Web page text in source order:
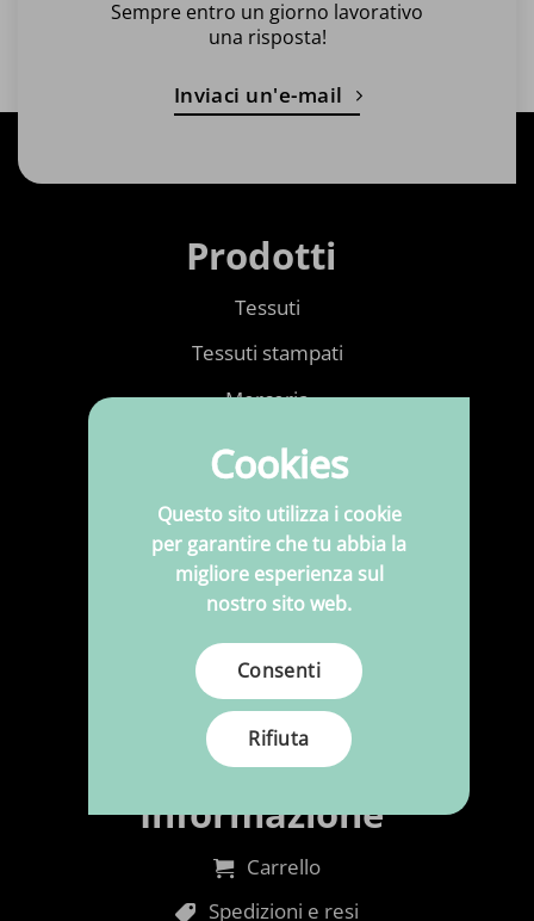
Sempre entro un giorno lavorativo
una risposta!
Inviaci un'e-mail
Prodotti
Tessuti
Tessuti stampati
Merceria
Ecopelle
Polypress su misura
Pulizia e manutenzione
Appartenere
Aghi e filati
Informazione
Carrello
Spedizioni e resi
Cookies
Questo sito utilizza i cookie
per garantire che tu abbia la
migliore esperienza sul
nostro sito web.
Consenti
Rifiuta